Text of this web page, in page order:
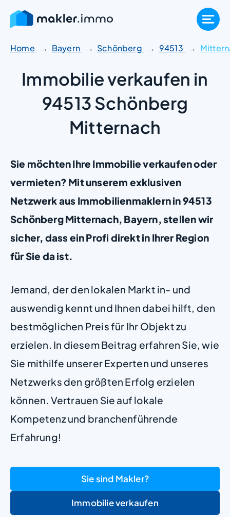
Zum
Inhalt
springen
Home Bayern Schönberg 94513
Immobilie verkaufen in
94513 Schönberg
Mitternach
Sie möchten Ihre Immobilie verkaufen oder
vermieten? Mit unserem exklusiven
Netzwerk aus Immobilienmaklern in 94513
Schönberg Mitternach, Bayern, stellen wir
sicher, dass ein Profi direkt in Ihrer Region
für Sie da ist.
Jemand, der den lokalen Markt in- und
auswendig kennt und Ihnen dabei hilft, den
bestmöglichen Preis für Ihr Objekt zu
erzielen. In diesem Beitrag erfahren Sie, wie
Sie mithilfe unserer Experten und unseres
Netzwerks den größten Erfolg erzielen
können. Vertrauen Sie auf lokale
Kompetenz und branchenführende
Erfahrung!
Sie sind Makler?
Immobilie verkaufen